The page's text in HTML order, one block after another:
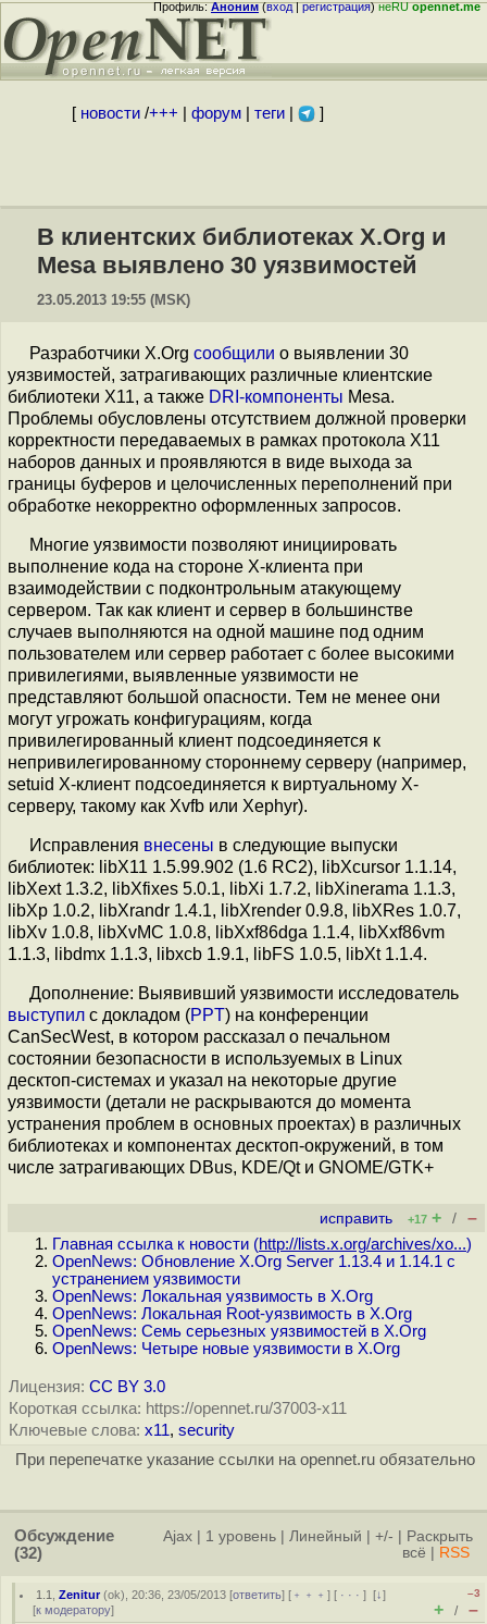
Профиль:Аноним(вход|регистрация)неRUopennet.me
[ новости/+++ форум| теги| ]
В клиентских библиотеках X.Org и
Mesa выявлено 30 уязвимостей
23.05.2013 19:55 (MSK)
Разработчики X.Org сообщили о выявлении 30
уязвимостей, затрагивающих различные клиентские
библиотеки X11, а также DRI-компоненты Mesa.
Проблемы обусловлены отсутствием должной проверки
корректности передаваемых в рамках протокола X11
наборов данных и проявляются в виде выхода за
границы буферов и целочисленных переполнений при
обработке некорректно оформленных запросов.
Многие уязвимости позволяют инициировать
выполнение кода на стороне X-клиента при
взаимодействии с подконтрольным атакующему
сервером. Так как клиент и сервер в большинстве
случаев выполняются на одной машине под одним
пользователем или сервер работает с более высокими
привилегиями, выявленные уязвимости не
представляют большой опасности. Тем не менее они
могут угрожать конфигурациям, когда
привилегированный клиент подсоединяется к
непривилегированному стороннему серверу (например,
setuid X-клиент подсоединяется к виртуальному X-
серверу, такому как Xvfb или Xephyr).
Исправления внесены в следующие выпуски
библиотек: libX11 1.5.99.902 (1.6 RC2), libXcursor 1.1.14,
libXext 1.3.2, libXfixes 5.0.1, libXi 1.7.2, libXinerama 1.1.3,
libXp 1.0.2, libXrandr 1.4.1, libXrender 0.9.8, libXRes 1.0.7,
libXv 1.0.8, libXvMC 1.0.8, libXxf86dga 1.1.4, libXxf86vm
1.1.3, libdmx 1.1.3, libxcb 1.9.1, libFS 1.0.5, libXt 1.1.4.
Дополнение: Выявивший уязвимости исследователь
выступил с докладом (PPT) на конференции
CanSecWest, в котором рассказал о печальном
состоянии безопасности в используемых в Linux
десктоп-системах и указал на некоторые другие
уязвимости (детали не раскрываются до момента
устранения проблем в основных проектах) в различных
библиотеках и компонентах десктоп-окружений, в том
числе затрагивающих DBus, KDE/Qt и GNOME/GTK+
исправить +17 + / –
Главная ссылка к новости (http://lists.x.org/archives/xo...)
OpenNews: Обновление X.Org Server 1.13.4 и 1.14.1 с
устранением уязвимости
OpenNews: Локальная уязвимость в X.Org
OpenNews: Локальная Root-уязвимость в X.Org
OpenNews: Семь серьезных уязвимостей в X.Org
OpenNews: Четыре новые уязвимости в X.Org
Лицензия: CC BY 3.0
Короткая ссылка: https://opennet.ru/37003-x11
Ключевые слова: x11, security
При перепечатке указание ссылки на opennet.ru обязательно
Обсуждение
(32)
Ajax 1 уровень Линейный +/-
Раскрыть
всё
RSS
1.1 ,Zenitur(ok), 20:36, 23/05/2013 [ответить] [ ﹢﹢﹢] [ · · ·][↓]
[к модератору]
–3
+ / –